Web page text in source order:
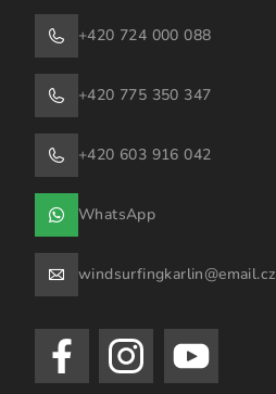
+420 724 000 088
+420 775 350 347
+420 603 916 042
WhatsApp
windsurfingkarlin@email.cz